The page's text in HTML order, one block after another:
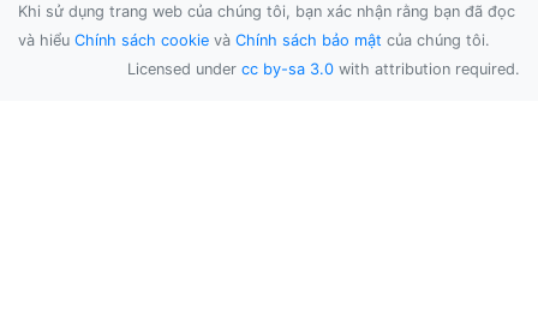
Khi sử dụng trang web của chúng tôi, bạn xác nhận rằng bạn đã đọc
và hiểu Chính sách cookie và Chính sách bảo mật của chúng tôi.
Licensed under cc by-sa 3.0 with attribution required.